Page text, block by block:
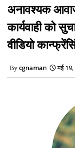
अनावश्यक
कार्यवाही को
वीडियो
cgnaman मई